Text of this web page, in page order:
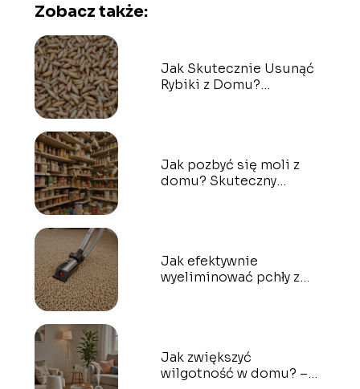
Zobacz także:
Jak Skutecznie Usunąć
Rybiki z Domu?
Jak pozbyć się moli z
domu? Skuteczny
Jak efektywnie
wyeliminować pchły z
Jak zwiększyć
wilgotność w domu? –